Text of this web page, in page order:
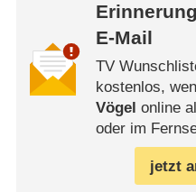
E-Mail
TV
kostenlos,
Vögel online
oder im
jetzt